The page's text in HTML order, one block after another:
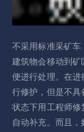
不采用标准采矿车
建筑物会移动到矿
便进行处理。在进
行修护，但是不具
状态下用工程师修
自动补充。而且